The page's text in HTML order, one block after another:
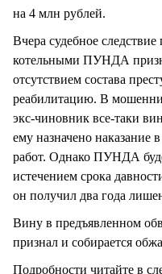
на 4 млн рублей.
Вчера судебное
котельными ПУНДА
отсутствием состава
реабилитацию. В
экс-чиновник все-таки
ему назначено наказание
работ. Однако ПУНДА
истечением срока
он получил два года
Вину в предъявленном
признал и собирается
Подробности читайте в